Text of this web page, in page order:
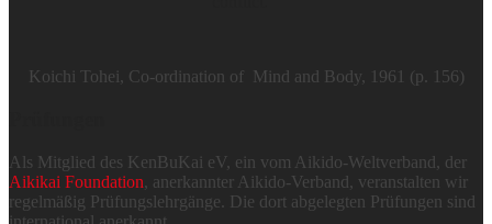
Koichi Tohei, Co-ordination of Mind and Body, 1961 (p. 156)
Als Mitglied des KenBuKai eV, ein vom Aikido-Weltverband, der
Aikikai Foundation, anerkannter Aikido-Verband, veranstalten wir
regelmäßig Prüfungslehrgänge. Die dort abgelegten Prüfungen sind